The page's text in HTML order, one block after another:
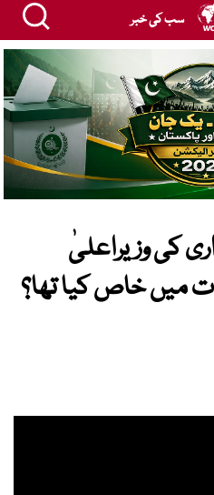
سب کی خبر
کی وزیراعلیٰ
میں خاص کیا تھا؟